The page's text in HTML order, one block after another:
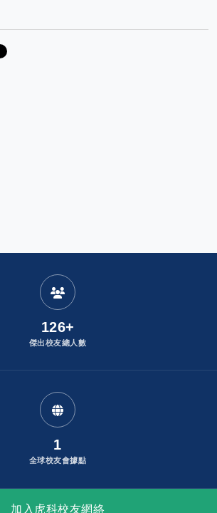
發布者：
126+
傑出校友總人數
1
全球校友會據點
加入虎科校友網絡